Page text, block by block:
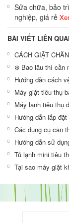
Sửa chữa, bảo
nghiệp, giá rẻ
BÀI VIẾT LIÊN
CÁCH GIẶT
❄️ Bao lâu thì cần
Hướng dẫn cách
Máy giặt tiêu thụ
Máy lạnh tiêu thụ
Hướng dẫn lắp
Các dụng cụ cần
Hướng dẫn sử
Tủ lạnh mini tiêu
Tại sao máy giặt